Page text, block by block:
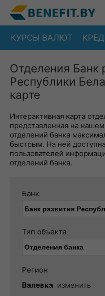
КУРСЫ ВАЛЮТ
Отделения Банк
Республики
карте
Интерактивная карта
представленная на
отделений банка
быстрым. На ней
пользователей
отделений банка.
Банк
Тип объекта
Регион
Валевка изменить